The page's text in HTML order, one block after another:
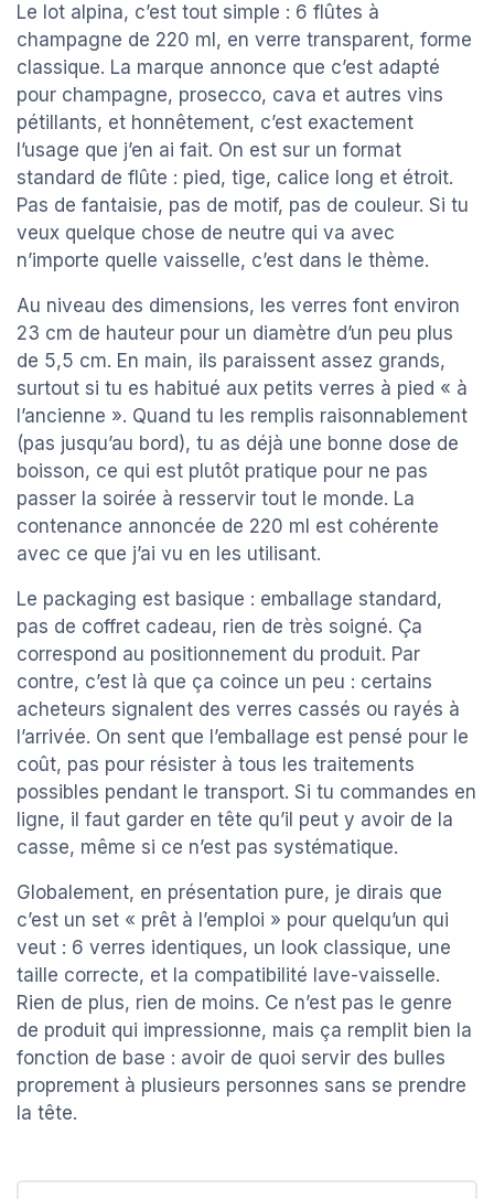
Le lot alpina, c’est tout simple : 6 flûtes à
champagne de 220 ml, en verre transparent, forme
classique. La marque annonce que c’est adapté
pour champagne, prosecco, cava et autres vins
pétillants, et honnêtement, c’est exactement
l’usage que j’en ai fait. On est sur un format
standard de flûte : pied, tige, calice long et étroit.
Pas de fantaisie, pas de motif, pas de couleur. Si tu
veux quelque chose de neutre qui va avec
n’importe quelle vaisselle, c’est dans le thème.
Au niveau des dimensions, les verres font environ
23 cm de hauteur pour un diamètre d’un peu plus
de 5,5 cm. En main, ils paraissent assez grands,
surtout si tu es habitué aux petits verres à pied « à
l’ancienne ». Quand tu les remplis raisonnablement
(pas jusqu’au bord), tu as déjà une bonne dose de
boisson, ce qui est plutôt pratique pour ne pas
passer la soirée à resservir tout le monde. La
contenance annoncée de 220 ml est cohérente
avec ce que j’ai vu en les utilisant.
Le packaging est basique : emballage standard,
pas de coffret cadeau, rien de très soigné. Ça
correspond au positionnement du produit. Par
contre, c’est là que ça coince un peu : certains
acheteurs signalent des verres cassés ou rayés à
l’arrivée. On sent que l’emballage est pensé pour le
coût, pas pour résister à tous les traitements
possibles pendant le transport. Si tu commandes en
ligne, il faut garder en tête qu’il peut y avoir de la
casse, même si ce n’est pas systématique.
Globalement, en présentation pure, je dirais que
c’est un set « prêt à l’emploi » pour quelqu’un qui
veut : 6 verres identiques, un look classique, une
taille correcte, et la compatibilité lave-vaisselle.
Rien de plus, rien de moins. Ce n’est pas le genre
de produit qui impressionne, mais ça remplit bien la
fonction de base : avoir de quoi servir des bulles
proprement à plusieurs personnes sans se prendre
la tête.